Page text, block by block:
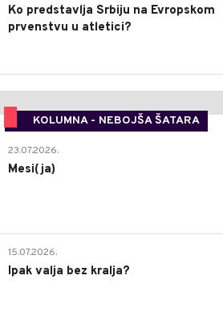
Ko predstavlja Srbiju na Evropskom
prvenstvu u atletici?
KOLUMNA - NEBOJŠA ŠATARA
23.07.2026.
Mesi(ja)
15.07.2026.
Ipak valja bez kralja?